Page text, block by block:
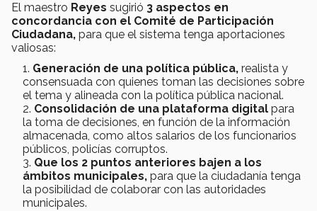
El maestro Reyes sugirió 3 aspectos en
concordancia con el Comité de Participación
Ciudadana, para que el sistema tenga aportaciones
valiosas:
Generación de una política pública, realista y
consensuada con quienes toman las decisiones sobre
el tema y alineada con la política pública nacional.
Consolidación de una plataforma digital para
la toma de decisiones, en función de la información
almacenada, como altos salarios de los funcionarios
públicos, policías corruptos.
Que los 2 puntos anteriores bajen a los
ámbitos municipales, para que la ciudadanía tenga
la posibilidad de colaborar con las autoridades
municipales.